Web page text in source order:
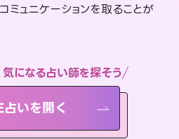
ミュニケーションを取ることが
になる占い師を探そう
いを開く